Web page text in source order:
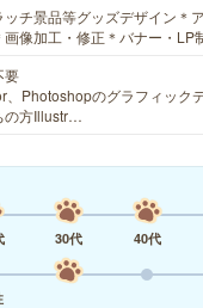
ッチ景品等グッズデザイン＊
画像加工・修正＊バナー・
要
、Photoshopのグラフィック
の方Illustr…
30代 40代